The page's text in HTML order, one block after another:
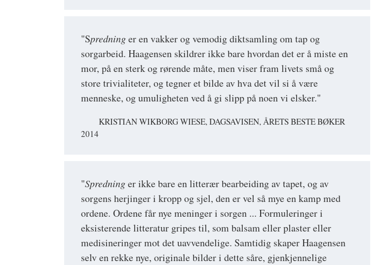
"Spredninger en vakker og vemodig diktsamling om tap og
sorgarbeid. Haagensen skildrer ikke bare hvordan det er å miste en
mor, på en sterk og rørende måte, men viser fram livets små og
store trivialiteter, og tegner et bilde av hva det vil si å være
menneske, og umuligheten ved å gi slipp på noen vi elsker."
KRISTIAN WIKBORG WIESE, DAGSAVISEN, ÅRETS BESTE BØKER
2014
"Spredninger ikke bare en litterær bearbeiding av tapet, og av
sorgens herjinger i kropp og sjel, den er vel så mye en kamp med
ordene. Ordene får nye meninger i sorgen ... Formuleringer i
eksisterende litteratur gripes til, som balsam eller plaster eller
medisineringer mot det uavvendelige. Samtidig skaper Haagensen
selv en rekke nye, originale bilder i dette såre, gjenkjennelige